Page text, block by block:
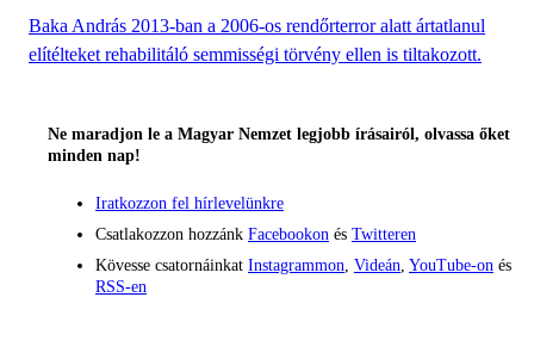
Baka András 2013-ban a 2006-os rendőrterror alatt ártatlanul
elítélteket rehabilitáló semmisségi törvény ellen is tiltakozott.
Ne maradjon le a Magyar Nemzet legjobb írásairól, olvassa őket
minden nap!
Iratkozzon fel hírlevelünkre
Csatlakozzon hozzánk Facebookon és Twitteren
Kövesse csatornáinkat Instagrammon Videán YouTube-on és
RSS-en